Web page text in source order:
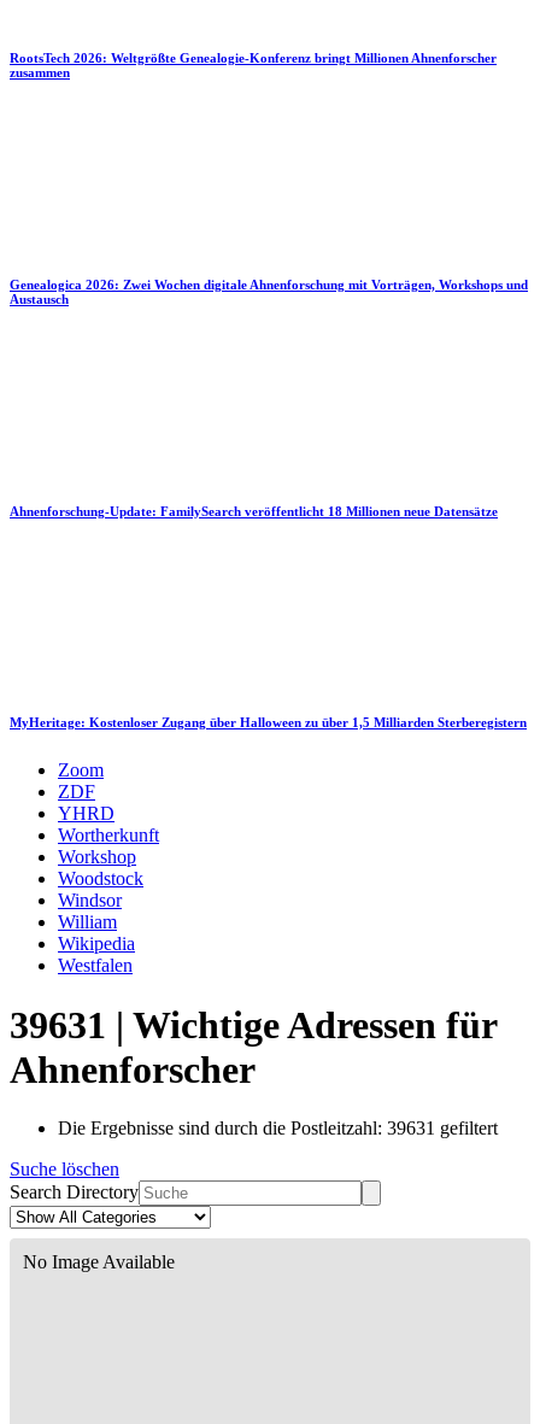
RootsTech 2026: Weltgrößte Genealogie-Konferenz bringt Millionen Ahnenforscher
zusammen
Genealogica 2026: Zwei Wochen digitale Ahnenforschung mit Vorträgen, Workshops und
Austausch
Ahnenforschung-Update: FamilySearch veröffentlicht 18 Millionen neue Datensätze
MyHeritage: Kostenloser Zugang über Halloween zu über 1,5 Milliarden Sterberegistern
Zoom
ZDF
YHRD
Wortherkunft
Workshop
Woodstock
Windsor
William
Wikipedia
Westfalen
39631 | Wichtige Adressen für
Ahnenforscher
Die Ergebnisse sind durch die Postleitzahl: 39631 gefiltert
Suche löschen
Search Directory
No Image Available